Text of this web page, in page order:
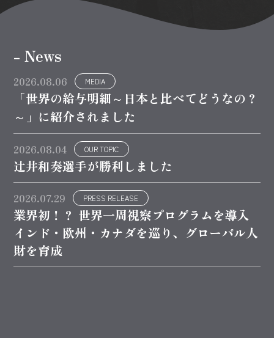
- News
2026.08.06 MEDIA
「世界の給与明細～日本と比べてどうなの？
～」に紹介されました
2026.08.04 OUR TOPIC
辻井和奏選手が勝利しました
2026.07.29 PRESS RELEASE
業界初！？ 世界一周視察プログラムを導入
インド・欧州・カナダを巡り、グローバル人
財を育成